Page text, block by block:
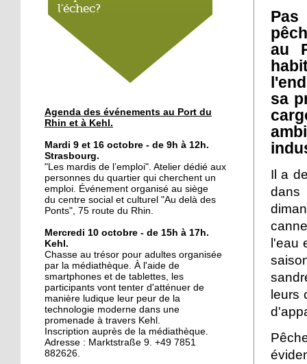
l'échec?
17 octobre 2018
Le bateau-école met le
cap sur l'emploi
Le Port du Rhin, terre de
12 octobre 2018
Du lien social au petit-
déjeuner
11 octobre 2018
La ligne D sur les rails
20 octobre 2017
Le Port-du-Rhin, paradis
perdu du graffiti
strasbourgeois ?
Agenda des événements au Port du
Rhin et à Kehl.
Mardi 9 et 16 octobre - de 9h à 12h.
Strasbourg.
"Les mardis de l’emploi". Atelier dédié aux
personnes du quartier qui cherchent un
emploi. Événement organisé au siège
du centre social et culturel "Au delà des
Ponts", 75 route du Rhin.
Mercredi 10 octobre - de 15h à 17h.
Kehl.
Chasse au trésor pour adultes organisée
par la médiathèque. À l'aide de
smartphones et de tablettes, les
participants vont tenter d'atténuer de
manière ludique leur peur de la
technologie moderne dans une
promenade à travers Kehl.
Inscription auprès de la médiathèque.
Adresse : Marktstraße 9. +49 7851
882626.
Pas
au
sa
Il a
dans
l'eau
leurs